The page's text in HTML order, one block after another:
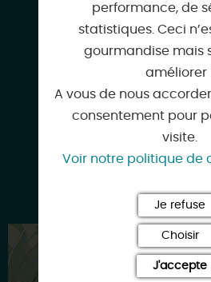
Facebook
Instagram
Google
performance, de
statistiques. Ceci
gourmandise mais
améliorer
A vous de nous
consentement pour
visite.
Voir notre politique de
Je refuse
Choisir
J'accepte